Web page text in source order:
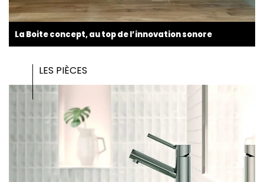
La Boite concept, au top de l’innovation sonore
LES PIÈCES